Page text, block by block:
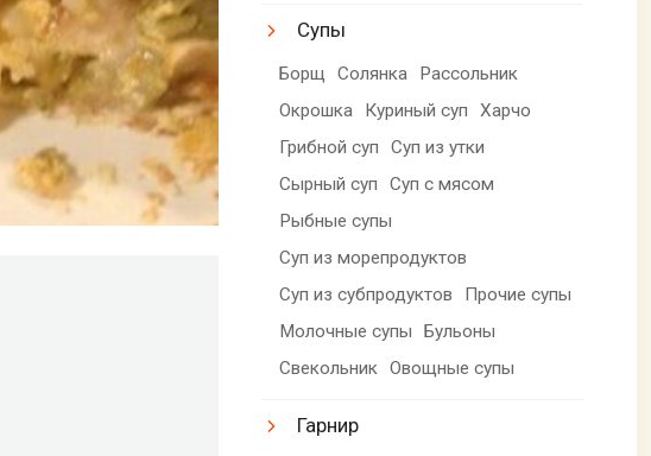
Супы
Борщ Солянка
Рассольник
Окрошка
Куриный суп
Харчо
Грибной суп
Суп из утки
Сырный суп
Суп с мясом
Рыбные супы
Суп из морепродуктов
Суп из субпродуктов
Прочие супы
Молочные супы
Бульоны
Свекольник Овощные супы
Гарнир